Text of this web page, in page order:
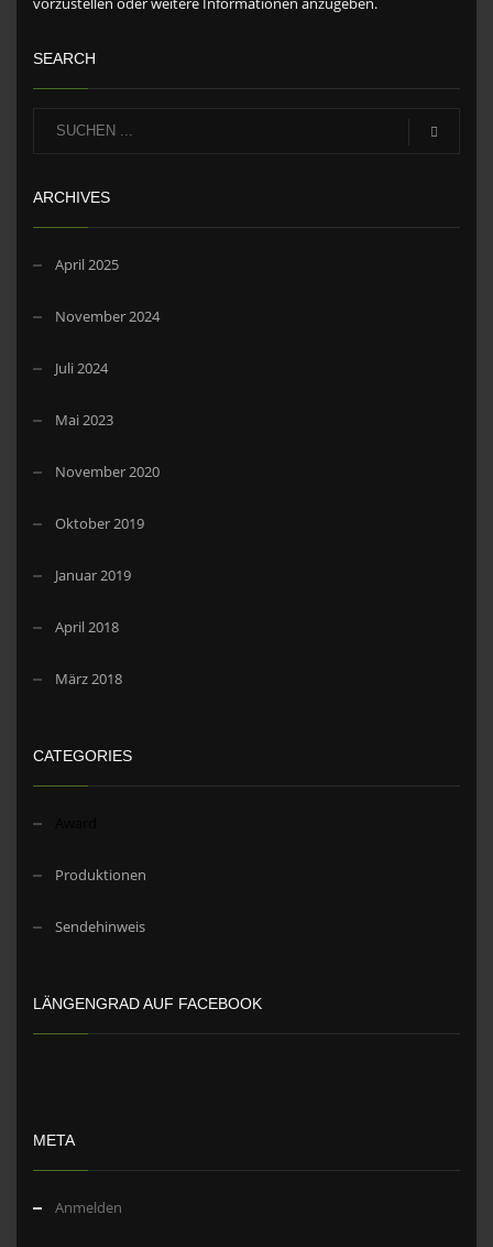
SEARCH
ARCHIVES
April 2025
November 2024
Juli 2024
Mai 2023
November 2020
Oktober 2019
Januar 2019
April 2018
März 2018
CATEGORIES
Produktionen
Sendehinweis
LÄNGENGRAD AUF FACEBOOK
META
Anmelden